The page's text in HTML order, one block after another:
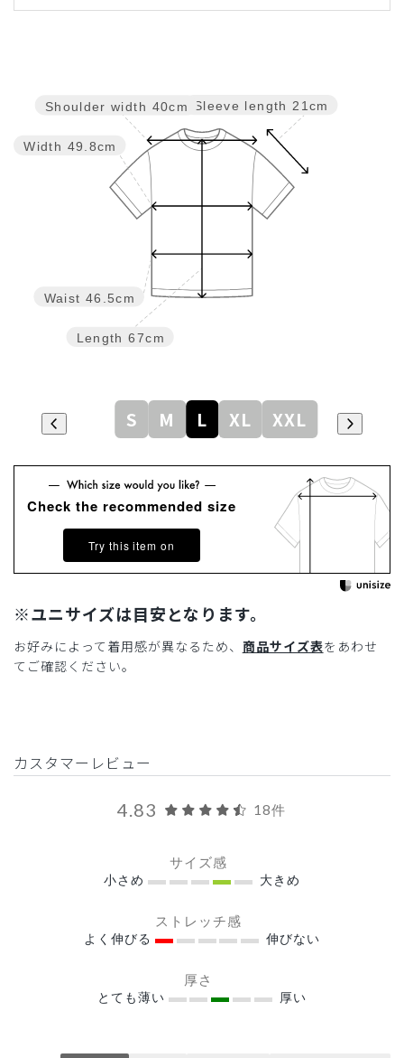
Sleeve length 21cm
Length 67cm
Waist 46.5cm
Width 49.8cm
Shoulder width 40cm
S M L XL XXL
Check the recommended size
Try this item on
※ユニサイズは目安となります。
お好みによって着用感が異なるため、 商品サイズ表をあわせ
てご確認ください。
カスタマーレビュー
4.83 18件
サイズ感
小さめ 大きめ
ストレッチ感
よく伸びる 伸びない
厚さ
とても薄い 厚い